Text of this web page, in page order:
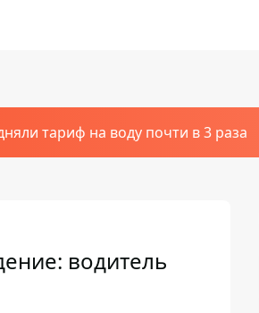
тариф на воду почти в 3 раза
водитель